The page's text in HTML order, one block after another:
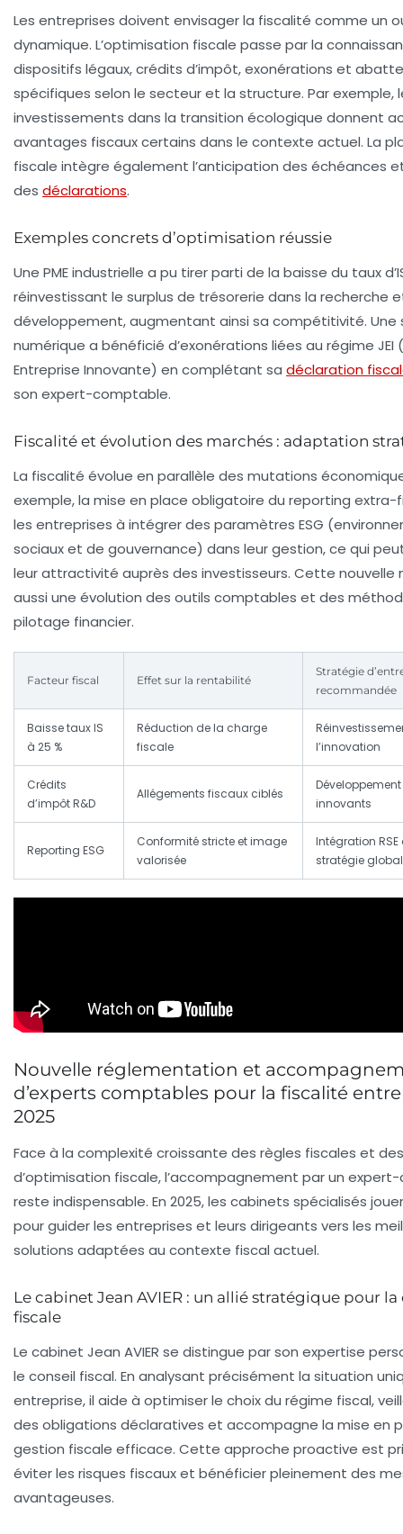
Les entreprises doivent envisager la fiscalité comme un
dynamique. L’optimisation fiscale passe par la
dispositifs légaux, crédits d’impôt, exonérations et
spécifiques selon le secteur et la structure. Par exemple,
investissements dans la transition écologique donnent
avantages fiscaux certains dans le contexte actuel. La
fiscale intègre également l’anticipation des échéances
des déclarations.
Exemples concrets d’optimisation réussie
Une PME industrielle a pu tirer parti de la baisse du taux
réinvestissant le surplus de trésorerie dans la recherche
développement, augmentant ainsi sa compétitivité.
numérique a bénéficié d’exonérations liées au régime JEI
Entreprise Innovante) en complétant sa déclaration
son expert-comptable.
Fiscalité et évolution des marchés : adaptation
La fiscalité évolue en parallèle des mutations
exemple, la mise en place obligatoire du reporting extra-
les entreprises à intégrer des paramètres ESG
sociaux et de gouvernance) dans leur gestion, ce qui
leur attractivité auprès des investisseurs. Cette nouvelle
aussi une évolution des outils comptables et des
pilotage financier.
Facteur fiscal Effet sur la rentabilité
Stratégie
recommandée
Baisse taux IS
à 25 %
Réduction de la charge
fiscale
l’innovation
Crédits
d’impôt R&D
Allégements fiscaux ciblés
innovants
Reporting ESG
Conformité stricte et image
valorisée
Intégration
stratégie
Nouvelle réglementation et
d’experts comptables pour la fiscalité
2025
Face à la complexité croissante des règles fiscales et
d’optimisation fiscale, l’accompagnement par un
reste indispensable. En 2025, les cabinets spécialisés
pour guider les entreprises et leurs dirigeants vers les
solutions adaptées au contexte fiscal actuel.
Le cabinet Jean AVIER : un allié stratégique pour
fiscale
Le cabinet Jean AVIER se distingue par son expertise
le conseil fiscal. En analysant précisément la situation
entreprise, il aide à optimiser le choix du régime fiscal,
des obligations déclaratives et accompagne la mise en
gestion fiscale efficace. Cette approche proactive est
éviter les risques fiscaux et bénéficier pleinement des
avantageuses.